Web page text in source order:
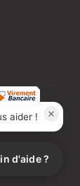
aider !
d'aide ?